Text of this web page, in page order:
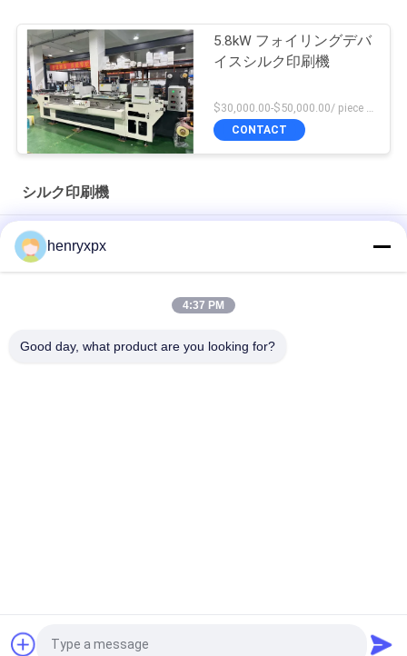
5.8kW フォイリングデバ
イスシルク印刷機
$30,000.00-$50,000.00/ piece negotiable MOQ:1
CONTACT
シルク印刷機
3500*1300*1600mm バーコードステッカー切断機 5.8 KW フォ
イリング装置のパワー
3KW メインエンジンのパワーバーコード ラベル 超紫外線装置
1600KGのシルク印刷機 PLC制御システムとUV装置 380V
フレクソ・コンビネ
henryxpx
4:37 PM
Good day, what product are you looking for?